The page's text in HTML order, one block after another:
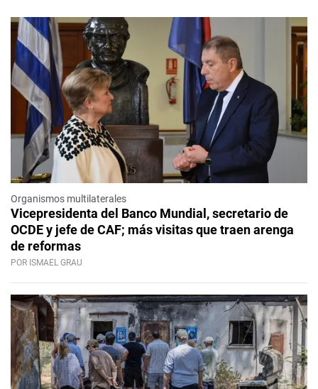
Organismos multilaterales
Vicepresidenta del Banco Mundial, secretario de
OCDE y jefe de CAF; más visitas que traen arenga
de reformas
POR ISMAEL GRAU